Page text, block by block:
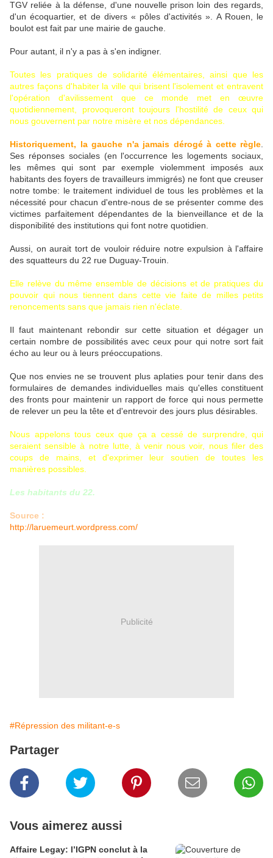
TGV reliée à la défense, d'une nouvelle prison loin des regards,
d'un écoquartier, et de divers « pôles d'activités ». A Rouen, le
boulot est fait par une mairie de gauche.
Pour autant, il n'y a pas à s'en indigner.
Toutes les pratiques de solidarité élémentaires, ainsi que les
autres façons d'habiter la ville qui brisent l'isolement et entravent
l'opération d'avilissement que ce monde met en œuvre
quotidiennement, provoqueront toujours l'hostilité de ceux qui
nous gouvernent par notre misère et nos dépendances.
Historiquement, la gauche n'a jamais dérogé à cette règle
Ses réponses sociales (en l'occurrence les logements sociaux,
les mêmes qui sont par exemple violemment imposés aux
habitants des foyers de travailleurs immigrés) ne font que creuser
notre tombe: le traitement individuel de tous les problèmes et la
nécessité pour chacun d'entre-nous de se présenter comme des
victimes parfaitement dépendantes de la bienveillance et de la
disponibilité des institutions qui font notre quotidien.
Aussi, on aurait tort de vouloir réduire notre expulsion à l'affaire
des squatteurs du 22 rue Duguay-Trouin.
Elle relève du même ensemble de décisions et de pratiques du
pouvoir qui nous tiennent dans cette vie faite de milles petits
renoncements sans que jamais rien n'éclate.
Il faut maintenant rebondir sur cette situation et dégager un
certain nombre de possibilités avec ceux pour qui notre sort fait
écho au leur ou à leurs préoccupations.
Que nos envies ne se trouvent plus aplaties pour tenir dans des
formulaires de demandes individuelles mais qu'elles constituent
des fronts pour maintenir un rapport de force qui nous permette
de relever un peu la tête et d'entrevoir des jours plus désirables.
Nous appelons tous ceux que ça a cessé de surprendre, qui
seraient sensible à notre lutte, à venir nous voir, nous filer des
coups de mains, et d'exprimer leur soutien de toutes les
manières possibles.
Les habitants du 22.
Source :
http://laruemeurt.wordpress.com/
Publicité
#Répression des militant-e-s
Partager
Vous aimerez aussi
Affaire Legay: l’IGPN conclut à la